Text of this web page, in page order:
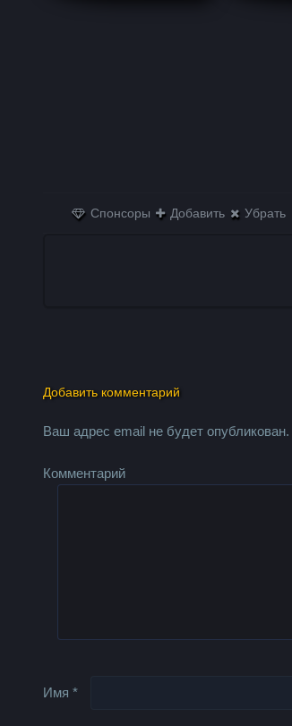
Спонсоры Добавить Убрать
Добавить комментарий
Ваш адрес email не будет опубликован.
Комментарий
Имя*